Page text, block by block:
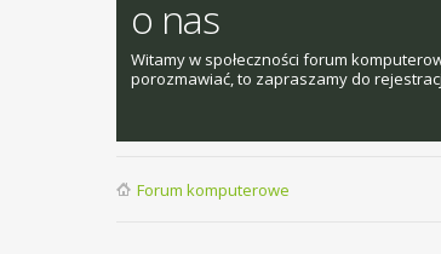
o nas
Witamy w społeczności forum
porozmawiać, to zapraszamy do
Forum komputerowe